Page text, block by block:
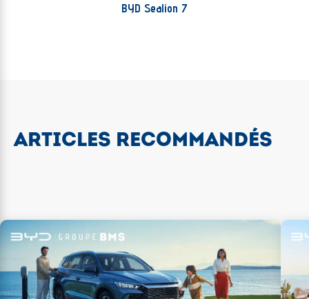
BYD Sealion 7
ARTICLES RECOMMANDÉS